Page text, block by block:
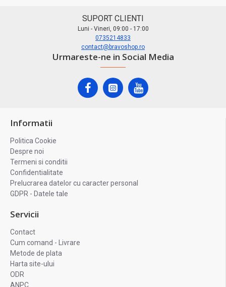
SUPORT CLIENTI
Luni - Vineri, 09:00 - 17:00
0735214833
contact@bravoshop.ro
Urmareste-ne in Social Media
Informatii
Politica Cookie
Despre noi
Termeni si conditii
Confidentialitate
Prelucrarea datelor cu caracter personal
GDPR - Datele tale
Servicii
Contact
Cum comand - Livrare
Metode de plata
Harta site-ului
ODR
ANPC